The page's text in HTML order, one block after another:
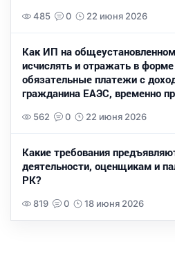
485 0 22 июня 2026
Как ИП на
исчислять и отражать в
обязательные платежи с
гражданина ЕАЭС, временно
562 0 22 июня 2026
Какие требования
деятельности, оценщикам и
РК?
819 0 18 июня 2026